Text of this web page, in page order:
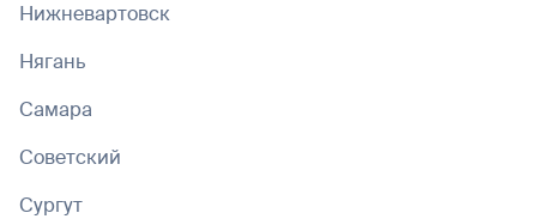
Нижневартовск
Нягань
Самара
Советский
Сургут